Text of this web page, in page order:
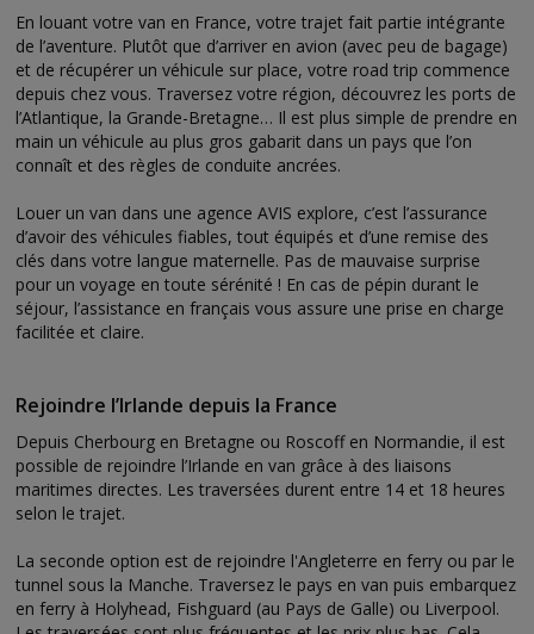
En louant votre van en France, votre trajet fait partie intégrante
de l’aventure. Plutôt que d’arriver en avion (avec peu de bagage)
et de récupérer un véhicule sur place, votre road trip commence
depuis chez vous. Traversez votre région, découvrez les ports de
l’Atlantique, la Grande-Bretagne… Il est plus simple de prendre en
main un véhicule au plus gros gabarit dans un pays que l’on
connaît et des règles de conduite ancrées.
Louer un van dans une agence AVIS explore, c’est l’assurance
d’avoir des véhicules fiables, tout équipés et d’une remise des
clés dans votre langue maternelle. Pas de mauvaise surprise
pour un voyage en toute sérénité ! En cas de pépin durant le
séjour, l’assistance en français vous assure une prise en charge
facilitée et claire.
Rejoindre l’Irlande depuis la France
Depuis Cherbourg en Bretagne ou Roscoff en Normandie, il est
possible de rejoindre l’Irlande en van grâce à des liaisons
maritimes directes. Les traversées durent entre 14 et 18 heures
selon le trajet.
La seconde option est de rejoindre l'Angleterre en ferry ou par le
tunnel sous la Manche. Traversez le pays en van puis embarquez
en ferry à Holyhead, Fishguard (au Pays de Galle) ou Liverpool.